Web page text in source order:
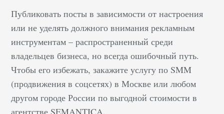
Публиковать посты в зависимости от настроения
или не уделять должного внимания рекламным
инструментам – распространенный среди
владельцев бизнеса, но всегда ошибочный путь.
Чтобы его избежать, закажите услугу по SMM
(продвижения в соцсетях) в Москве или любом
другом городе России по выгодной стоимости в
агентстве SEMANTICA.